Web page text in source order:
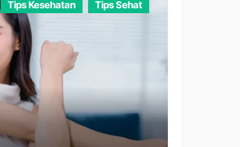
Tips Kesehatan Tips Sehat